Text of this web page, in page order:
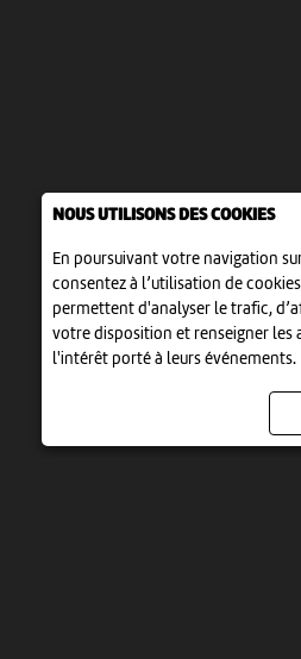
NOUS UTILISONS DES COOKIES
En poursuivant votre navigation
consentez à l’utilisation de
permettent d'analyser le trafic,
votre disposition et renseigner les
l'intérêt porté à leurs événements.